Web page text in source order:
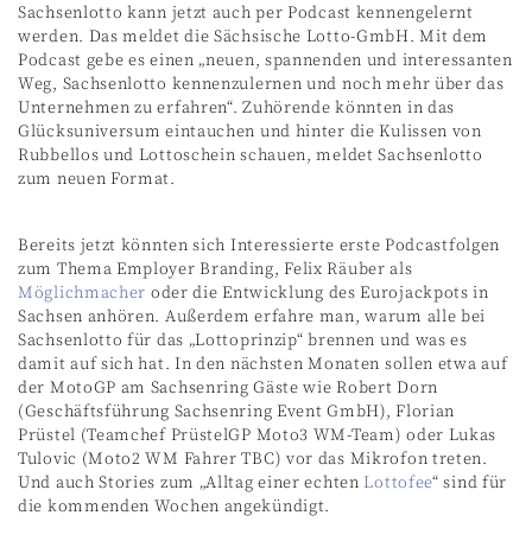
Sachsenlotto kann jetzt auch per Podcast kennengelernt
werden. Das meldet die Sächsische Lotto-GmbH. Mit dem
Podcast gebe es einen „neuen, spannenden und interessanten
Weg, Sachsenlotto kennenzulernen und noch mehr über das
Unternehmen zu erfahren“. Zuhörende könnten in das
Glücksuniversum eintauchen und hinter die Kulissen von
Rubbellos und Lottoschein schauen, meldet Sachsenlotto
zum neuen Format.
Bereits jetzt könnten sich Interessierte erste Podcastfolgen
zum Thema Employer Branding, Felix Räuber als
Möglichmacher oder die Entwicklung des Eurojackpots in
Sachsen anhören. Außerdem erfahre man, warum alle bei
Sachsenlotto für das „Lottoprinzip“ brennen und was es
damit auf sich hat. In den nächsten Monaten sollen etwa auf
der MotoGP am Sachsenring Gäste wie Robert Dorn
(Geschäftsführung Sachsenring Event GmbH), Florian
Prüstel (Teamchef PrüstelGP Moto3 WM-Team) oder Lukas
Tulovic (Moto2 WM Fahrer TBC) vor das Mikrofon treten.
Und auch Stories zum „Alltag einer echten Lottofee“ sind für
die kommenden Wochen angekündigt.